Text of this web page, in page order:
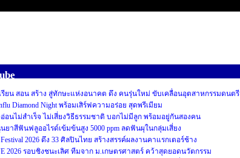
รียน สอน สร้าง สู่ทักษะแห่งอนาคต ดึง คนรุ่นใหม่ ขับเคลื่อนอุตสาหกรรมดนตรี
Diamond Night พร้อมเสิร์ฟความอร่อย สุดพรีเมียม
อนไม่สำเร็จ ไม่เสี่ยงวิธีธรรมชาติ บอกไม่มีลูก พร้อมอยู่กันสองคน
าสีฟันฟลูออไรด์เข้มข้นสูง 5000 ppm ลดฟันผุในกลุ่มเสี่ยง
2026 ดึง 33 ศิลปินไทย สร้างสรรค์ผลงานคาแรกเตอร์ช้าง
2026 รอบชิงชนะเลิศ ทีมจาก ม.เกษตรศาสตร์ คว้าสุดยอดนวัตกรรม